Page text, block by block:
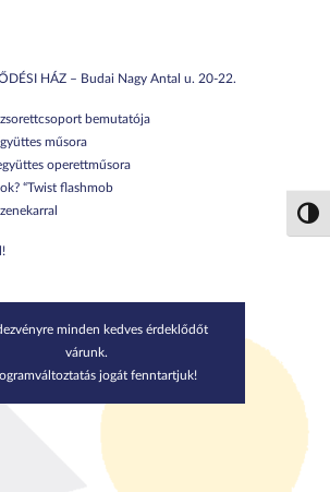
HÁZ – Budai Nagy Antal u. 20-22.
bemutatója
műsora
operettműsora
“Twist flashmob
minden kedves érdeklődőt
várunk.
jogát fenntartjuk!